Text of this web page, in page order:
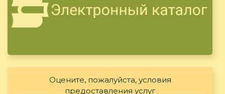
Оцените, пожалуйста, условия
предоставления услуг